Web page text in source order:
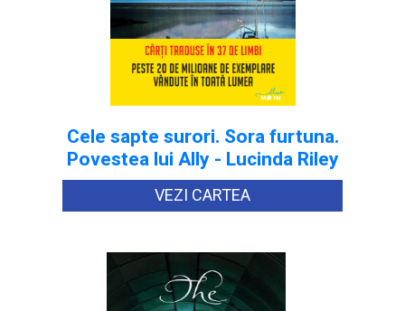
Cele sapte surori. Sora furtuna.
Povestea lui Ally - Lucinda Riley
VEZI CARTEA